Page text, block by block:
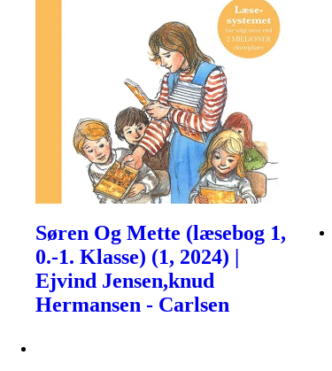
Søren Og Mette (læsebog 1,
0.-1. Klasse) (1, 2024) |
Ejvind Jensen,knud
Hermansen - Carlsen